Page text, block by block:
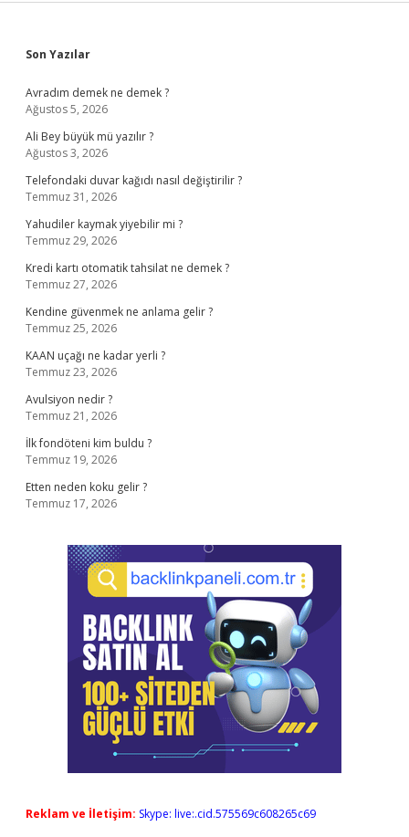
Sidebar
Son Yazılar
Avradım demek ne demek ?
Ağustos 5, 2026
Ali Bey büyük mü yazılır ?
Ağustos 3, 2026
Telefondaki duvar kağıdı nasıl değiştirilir ?
Temmuz 31, 2026
Yahudiler kaymak yiyebilir mi ?
Temmuz 29, 2026
Kredi kartı otomatik tahsilat ne demek ?
Temmuz 27, 2026
Kendine güvenmek ne anlama gelir ?
Temmuz 25, 2026
KAAN uçağı ne kadar yerli ?
Temmuz 23, 2026
Avulsiyon nedir ?
Temmuz 21, 2026
İlk fondöteni kim buldu ?
Temmuz 19, 2026
Etten neden koku gelir ?
Temmuz 17, 2026
Reklam ve İletişim: Skype: live:.cid.575569c608265c69